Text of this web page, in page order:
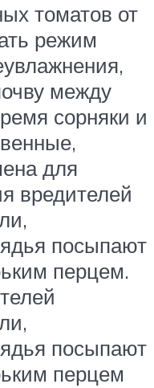
томатов от
режим
между
сорняки и
для
вредителей
посыпают
перцем.
посыпают
перцем